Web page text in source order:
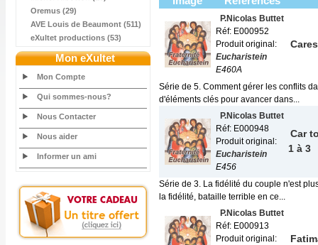
Oremus (29)
AVE Louis de Beaumont (511)
eXultet productions (53)
Mon eXultet
Mon Compte
Qui sommes-nous?
Nous Contacter
Nous aider
Informer un ami
P.Nicolas Buttet
Réf: E000952
Produit original:
Eucharistein
E460A
Série de 5. Comment gérer les conflits
d'éléments clés pour avancer dans...
P.Nicolas Buttet
Réf: E000948
Produit original:
Eucharistein
E456
Car
1 à 3
Série de 3. La fidélité du couple n'est
la fidélité, bataille terrible en ce...
P.Nicolas Buttet
Réf: E000913
Produit original: